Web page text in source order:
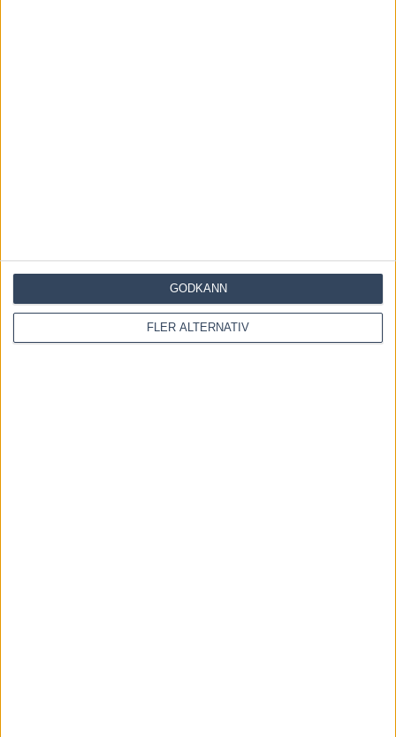
FLER ALTERNATIV
GODKÄNN
Denna webbplats använder Akismet för att minska skräppost.